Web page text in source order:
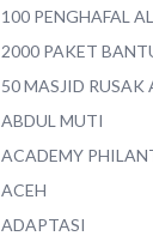
100 PENGHAFAL
2000 PAKET
50 MASJID RUSAK
ABDUL MUTI
ACADEMY
ACEH
ADAPTASI